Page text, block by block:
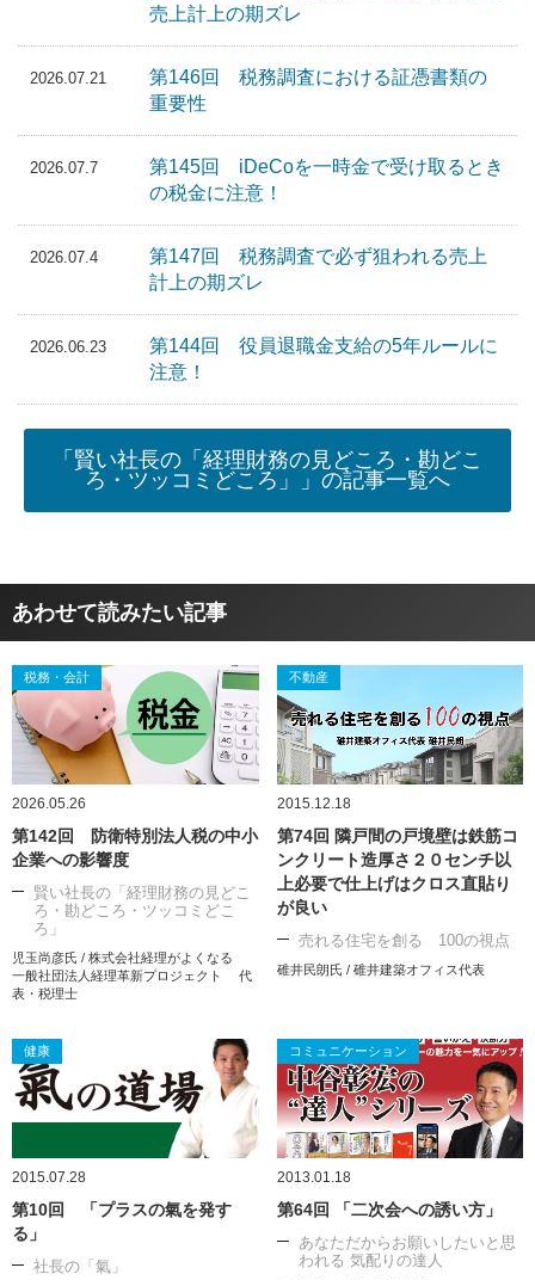
売上計上の期ズレ
2026.07.21
第146回 税務調査における証憑書類の
重要性
2026.07.7
第145回 iDeCoを一時金で受け取るとき
の税金に注意！
2026.07.4
第147回 税務調査で必ず狙われる売上
計上の期ズレ
2026.06.23
第144回 役員退職金支給の5年ルールに
注意！
「賢い社長の「経理財務の見どころ・勘どこ
ろ・ツッコミどころ」」の記事一覧へ
あわせて読みたい記事
税務・会計
2026.05.26
第142回 防衛特別法人税の中小
企業への影響度
賢い社長の「経理財務の見どこ
ろ・勘どころ・ツッコミどこ
ろ」
児玉尚彦氏 / 株式会社経理がよくなる
一般社団法人経理革新プロジェクト 代
表・税理士
不動産
2015.12.18
第74回 隣戸間の戸境壁は鉄筋コ
ンクリート造厚さ２０センチ以
上必要で仕上げはクロス直貼り
が良い
売れる住宅を創る 100の視点
碓井民朗氏 / 碓井建築オフィス代表
健康
2015.07.28
第10回 「プラスの氣を発す
る」
社長の「氣」
コミュニケーション
2013.01.18
第64回 「二次会への誘い方」
あなただからお願いしたいと思
われる 気配りの達人